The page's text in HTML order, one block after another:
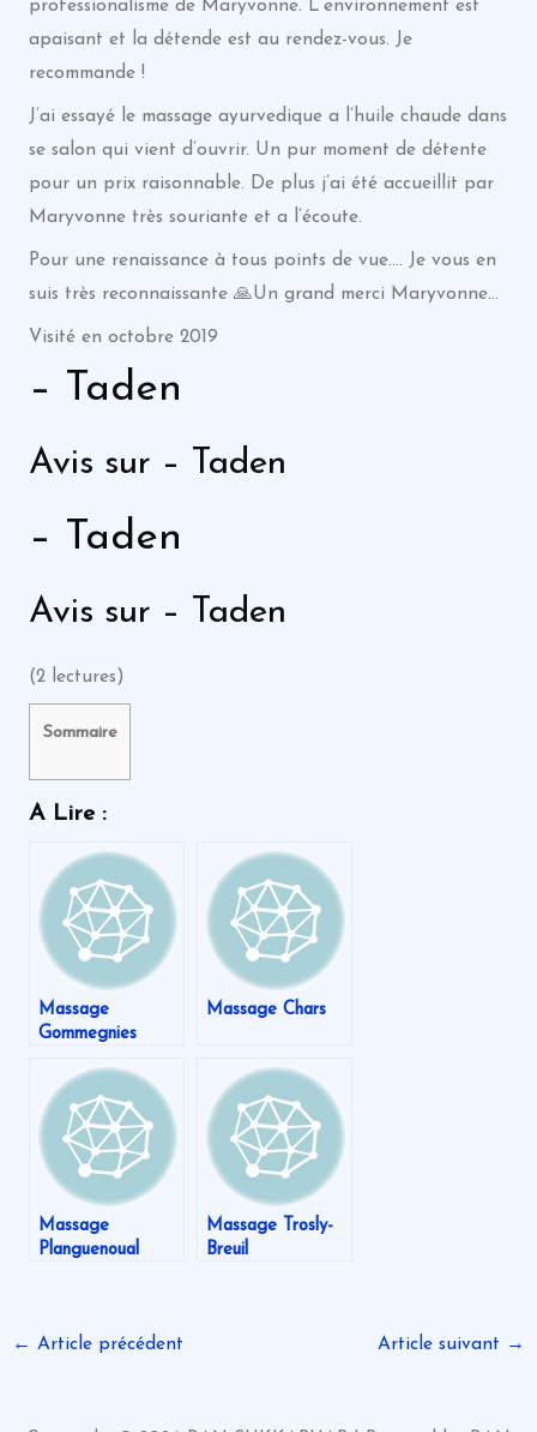
professionalisme de Maryvonne. L’environnement est
apaisant et la détende est au rendez-vous. Je
recommande !
J’ai essayé le massage ayurvedique a l’huile chaude dans
se salon qui vient d’ouvrir. Un pur moment de détente
pour un prix raisonnable. De plus j’ai été accueillit par
Maryvonne très souriante et a l’écoute.
Pour une renaissance à tous points de vue…. Je vous en
suis très reconnaissante 🙏Un grand merci Maryvonne…
Visité en octobre 2019
– Taden
Avis sur – Taden
– Taden
Avis sur – Taden
(2 lectures)
Sommaire
A Lire :
Massage
Gommegnies
Massage Chars
Massage
Planguenoual
Massage Trosly-
Breuil
← Article précédent Article suivant →